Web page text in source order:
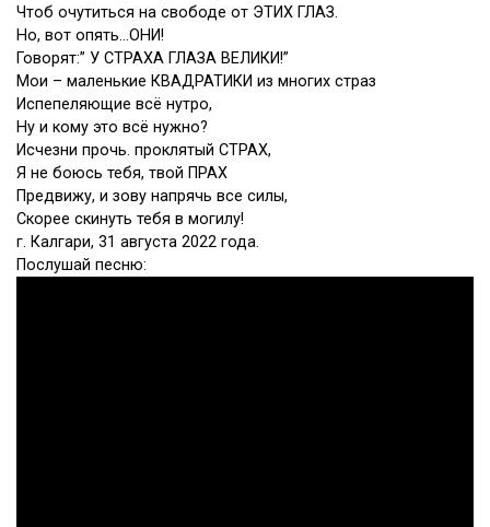
Чтоб очутиться на свободе от ЭТИХ ГЛАЗ.
Но, вот опять…ОНИ!
Говорят:” У СТРАХА ГЛАЗА ВЕЛИКИ!”
Мои – маленькие КВАДРАТИКИ из многих страз
Испепеляющие всё нутро,
Ну и кому это всё нужно?
Исчезни прочь. проклятый СТРАХ,
Я не боюсь тебя, твой ПРАХ
Предвижу, и зову напрячь все силы,
Скорее скинуть тебя в могилу!
г. Калгари, 31 августа 2022 года.
Послушай песню: